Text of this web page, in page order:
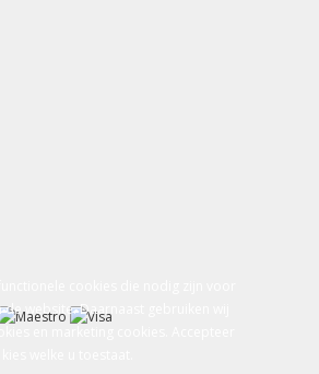
website. Daarnaast gebruiken wij